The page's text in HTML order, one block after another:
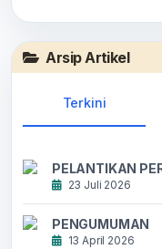
Arsip Artikel
Terkini
PELANTIKAN
23 Juli 2026
PENGUMUMAN
13 April 2026